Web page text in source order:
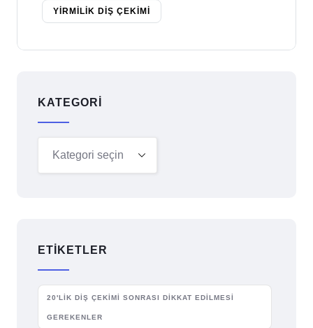
YIRMILIK DIŞ ÇEKIMI
KATEGORI
ETIKETLER
20'LIK DIŞ ÇEKIMI SONRASI DIKKAT EDILMESI
GEREKENLER